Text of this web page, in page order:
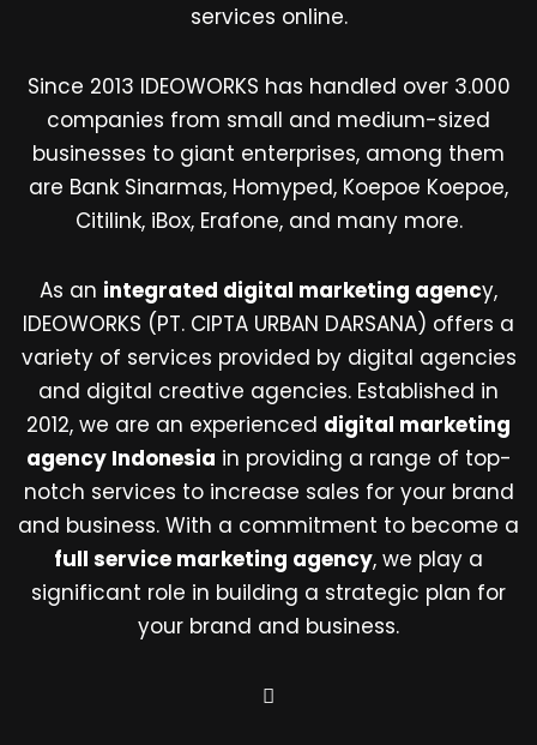
services online.
Since 2013 IDEOWORKS has handled over 3.000
companies from small and medium-sized
businesses to giant enterprises, among them
are Bank Sinarmas, Homyped, Koepoe Koepoe,
Citilink, iBox, Erafone, and many more.
As an integrated digital marketing agency,
IDEOWORKS (PT. CIPTA URBAN DARSANA) offers a
variety of services provided by digital agencies
and digital creative agencies. Established in
2012, we are an experienced digital marketing
agency Indonesia in providing a range of top-
notch services to increase sales for your brand
and business. With a commitment to become a
full service marketing agency, we play a
significant role in building a strategic plan for
your brand and business.